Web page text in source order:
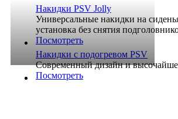
Накидки PSV Jolly
Универсальные накидки на
установка без снятия
Посмотреть
Накидки с подогревом PSV
Современный дизайн и
Посмотреть